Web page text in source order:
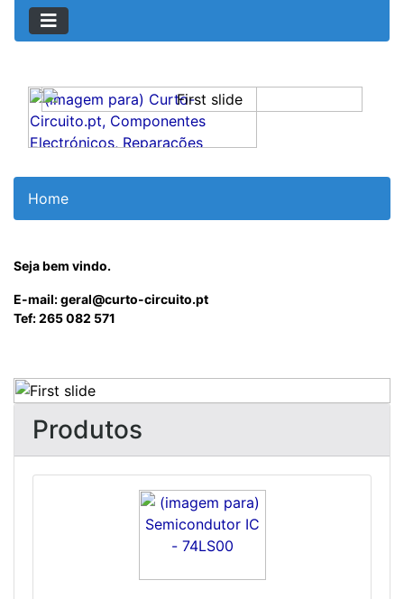
Home
Seja bem vindo.
E-mail: geral@curto-circuito.pt
Tef: 265 082 571
Previous Next
Produtos